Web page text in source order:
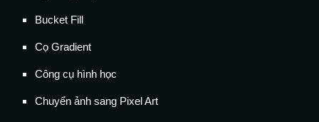
Bucket Fill
Cọ Gradient
Công cụ hình học
Chuyển ảnh sang Pixel Art